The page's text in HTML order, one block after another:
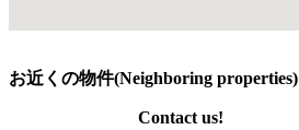
お近くの物件(Neighboring properties)
Contact us!